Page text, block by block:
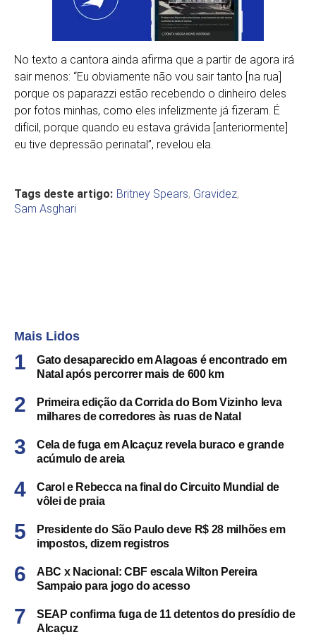
No texto a cantora ainda afirma que a partir de agora irá
sair menos: “Eu obviamente não vou sair tanto [na rua]
porque os paparazzi estão recebendo o dinheiro deles
por fotos minhas, como eles infelizmente já fizeram. É
difícil, porque quando eu estava grávida [anteriormente]
eu tive depressão perinatal”, revelou ela.
Tags deste artigo: Britney Spears, Gravidez,
Sam Asghari
Mais Lidos
Gato desaparecido em Alagoas é encontrado em
Natal após percorrer mais de 600 km
Primeira edição da Corrida do Bom Vizinho leva
milhares de corredores às ruas de Natal
Cela de fuga em Alcaçuz revela buraco e grande
acúmulo de areia
Carol e Rebecca na final do Circuito Mundial de
vôlei de praia
Presidente do São Paulo deve R$ 28 milhões em
impostos, dizem registros
ABC x Nacional: CBF escala Wilton Pereira
Sampaio para jogo do acesso
SEAP confirma fuga de 11 detentos do presídio de
Alcaçuz